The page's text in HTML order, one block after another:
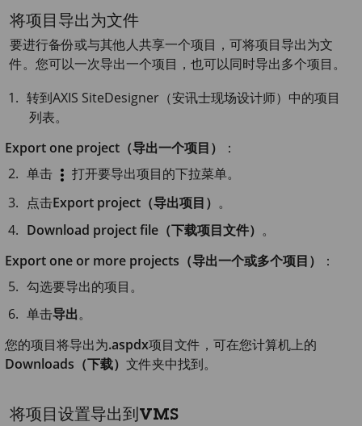
将项目导出为文件
要进行备份或与其他人共享一个项目，可将项目导出为文
件。您可以一次导出一个项目，也可以同时导出多个项目。
转到AXIS SiteDesigner（安讯士现场设计师）中的项目
列表。
Export one project（导出一个项目）
：
单击
打开要导出项目的下拉菜单。
点击Export project（导出项目） 。
Download project file（下载项目文件） 。
Export one or more projects（导出一个或多个项目）
：
勾选要导出的项目。
单击导出。
您的项目将导出为.aspdx项目文件，可在您计算机上的
Downloads（下载） 文件夹中找到。
将项目设置导出到VMS